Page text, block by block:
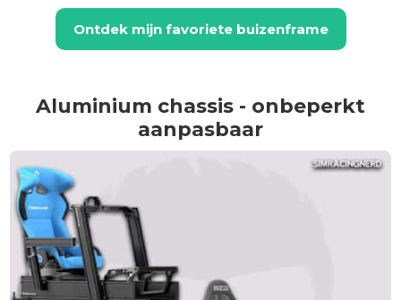
Ontdek mijn favoriete buizenframe
Aluminium chassis - onbeperkt
aanpasbaar